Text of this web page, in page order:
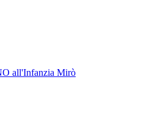
all'Infanzia Mirò